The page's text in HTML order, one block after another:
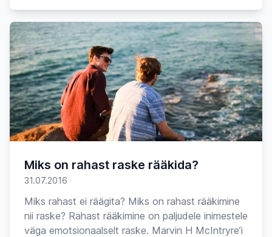
Miks on rahast raske rääkida?
31.07.2016
Miks rahast ei räägita? Miks on rahast rääkimine
nii raske? Rahast rääkimine on paljudele inimestele
väga emotsionaalselt raske. Marvin H McIntryre’i